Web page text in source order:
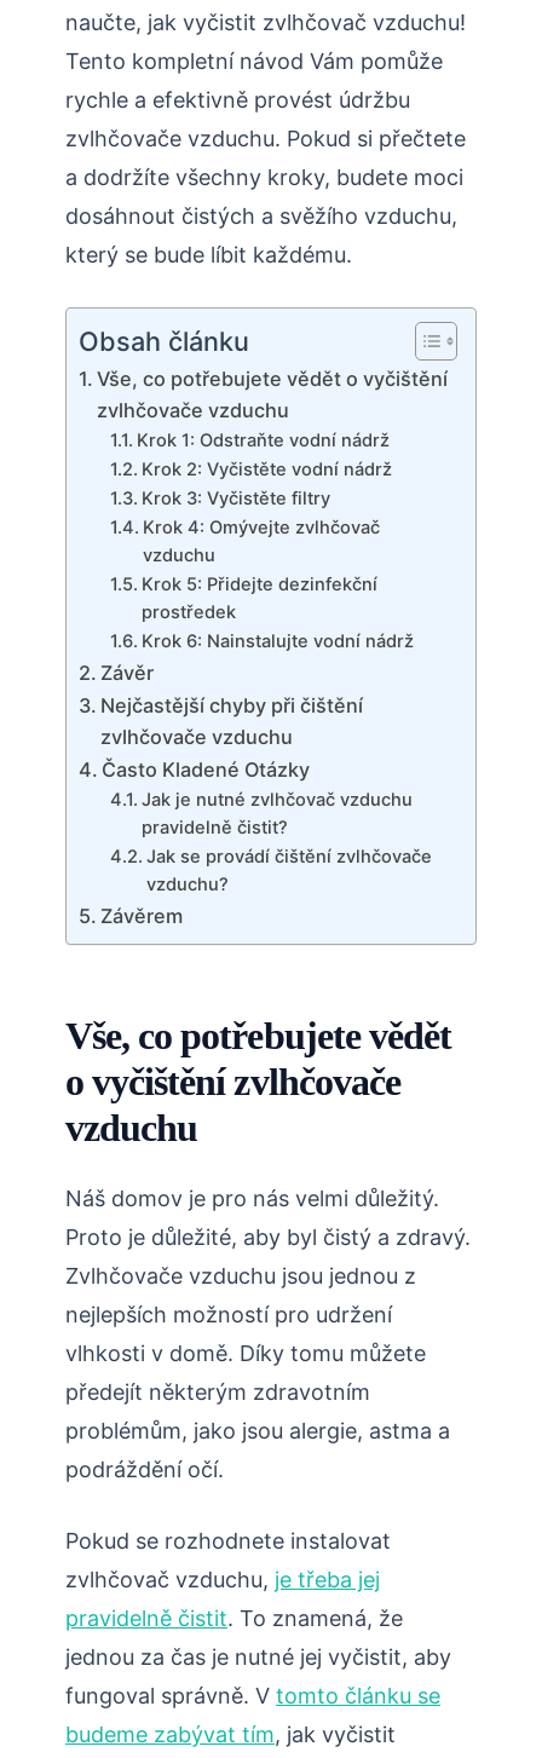
naučte, jak vyčistit zvlhčovač vzduchu!
Tento kompletní návod Vám pomůže
rychle a efektivně provést údržbu
zvlhčovače vzduchu. Pokud si přečtete
a dodržíte všechny kroky, budete moci
dosáhnout čistých a svěžího vzduchu,
který se bude líbit každému.
Obsah článku
Vše, co potřebujete vědět o vyčištění
zvlhčovače vzduchu
Krok 1: Odstraňte vodní nádrž
Krok 2: Vyčistěte vodní nádrž
Krok 3: Vyčistěte filtry
Krok 4: Omývejte zvlhčovač
vzduchu
Krok 5: Přidejte dezinfekční
prostředek
Krok 6: Nainstalujte vodní nádrž
Závěr
Nejčastější chyby při čištění
zvlhčovače vzduchu
Často Kladené Otázky
Jak je nutné zvlhčovač vzduchu
pravidelně čistit?
Jak se provádí čištění zvlhčovače
vzduchu?
Závěrem
Vše, co potřebujete vědět
o vyčištění zvlhčovače
vzduchu
Náš domov je pro nás velmi důležitý.
Proto je důležité, aby byl čistý a zdravý.
Zvlhčovače vzduchu jsou jednou z
nejlepších možností pro udržení
vlhkosti v domě. Díky tomu můžete
předejít některým zdravotním
problémům, jako jsou alergie, astma a
podráždění očí.
Pokud se rozhodnete instalovat
zvlhčovač vzduchu, je třeba jej
pravidelně čistit. To znamená, že
jednou za čas je nutné jej vyčistit, aby
fungoval správně. V tomto článku se
budeme zabývat tím, jak vyčistit